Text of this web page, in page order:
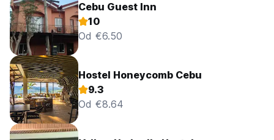
Cebu Guest Inn
10
Od €6.50
Hostel Honeycomb Cebu
9.3
Od €8.64